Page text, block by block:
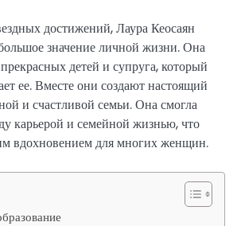
достижений, Лаура Кеосаян
значение личной жизни. Она
детей и супруга, который
ее. Вместе они создают настоящий
и счастливой семьи. Она смогла
карьерой и семейной жизнью, что
вдохновением для многих женщин.